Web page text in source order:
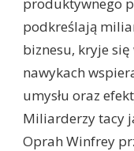
podkreślają
biznesu, kryje
nawykach
umysłu oraz
Miliarderzy tacy
Oprah Winfrey